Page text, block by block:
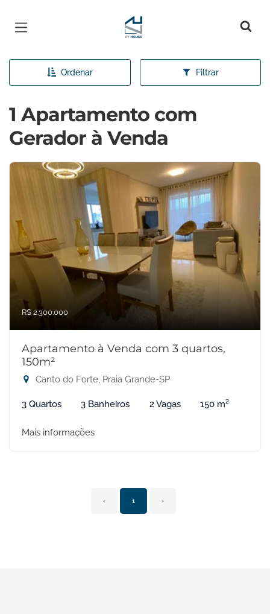
Página inicial
Ordenar Filtrar
1 Apartamento com
Gerador à Venda
R$ 2.300.000
Apartamento à Venda com 3 quartos,
150m²
Canto do Forte, Praia Grande-SP
3 Quartos 3 Banheiros 2 Vagas 150 m²
Mais informações
‹ 1 ›